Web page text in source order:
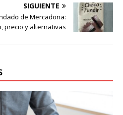
SIGUIENTE
de Mercadona:
precio y alternativas